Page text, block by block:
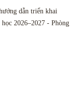
dẫn triển khai
2026–2027 - Phòng